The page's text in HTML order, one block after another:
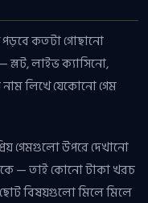
পড়বে কতটা গোছানো
স্লট, লাইভ ক্যাসিনো,
নাম লিখে যেকোনো গেম
গেমগুলো উপরে দেখানো
— তাই কোনো টাকা খরচ
ছোট বিষয়গুলো মিলে মিলে